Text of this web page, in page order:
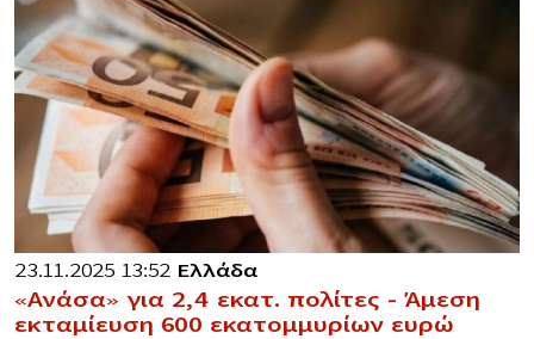
23.11.2025 13:52 Ελλάδα
«Ανάσα» για 2,4 εκατ. πολίτες – Άμεση
εκταμίευση 600 εκατομμυρίων ευρώ